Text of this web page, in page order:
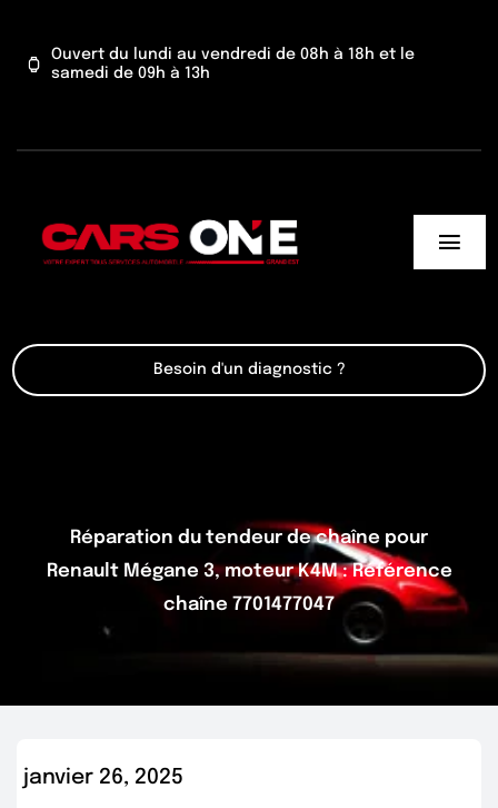
contenu
Ouvert du lundi au vendredi de 08h à 18h et le
samedi de 09h à 13h
Besoin d'un diagnostic ?
Réparation du tendeur de chaîne pour
Renault Mégane 3, moteur K4M : Référence
chaîne 7701477047
janvier 26, 2025